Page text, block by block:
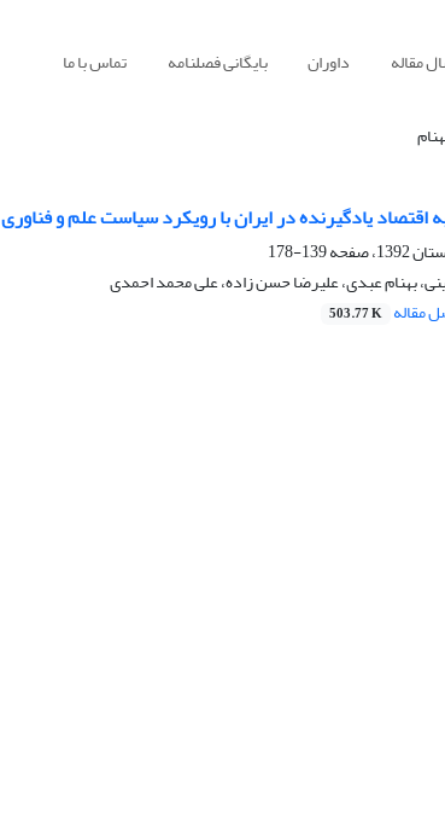
مقاله داوران بایگانی فصلنامه تماس با ما
اقتصاد یادگیرنده در ایران با رویکرد سیاست علم و فناوری
139-178
بهنام عبدی، علیرضا حسن زاده، علی محمد احمدی
مقاله 503.77 K